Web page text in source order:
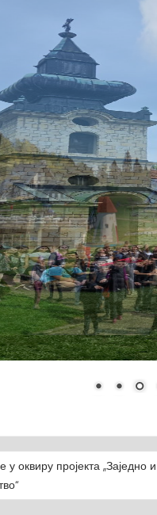
оквиру пројекта ,,Заједно и